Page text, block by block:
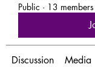
Public · 13 members
Discussion Media